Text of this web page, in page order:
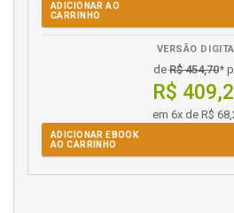
ADICIONAR AO
CARRINHO
VERSÃO
deR$ 454,70*
R$
em 6x de R$
ADICIONAR EBOOK
AO CARRINHO